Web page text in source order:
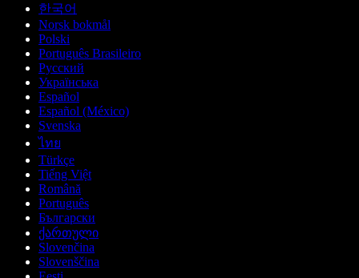
한국어
Norsk bokmål
Polski
Português Brasileiro
Русский
Українська
Español
Español (México)
Svenska
ไทย
Türkçe
Tiếng Việt
Română
Português
Български
ქართული
Slovenčina
Slovenščina